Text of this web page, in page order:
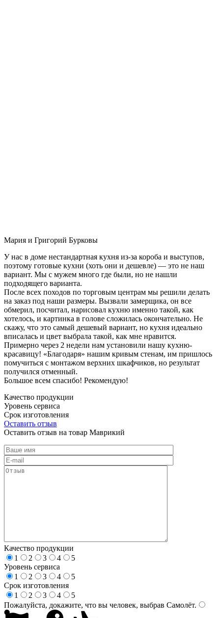
Мария и Григорий Бурковы
У нас в доме нестандартная кухня из-за короба и выступов,
поэтому готовые кухни (хоть они и дешевле) — это не наш
вариант. Мы с мужем много где были, но не нашли
подходящего варианта.
После всех походов по торговым центрам мы решили делать
на заказ под наши размеры. Вызвали замерщика, он все
обмерил, посчитал, нарисовал кухню именно такой, как
хотелось, и картинка в голове сложилась окончательно. Не
скажу, что это самый дешевый вариант, но кухня идеально
вписалась и цвет выбрала такой, как мне нравится.
Примерно через 2 недели нам установили нашу кухню-
красавицу! «Благодаря» нашим кривым стенам, им пришлось
помучиться с монтажом верхних шкафчиков, но результат
получился отменный.
Большое всем спасибо! Рекомендую!
Качество продукции
Уровень сервиса
Срок изготовления
Оставить отзыв
Оставить отзыв на товар Маврикий
Качество продукции
1
2 3 4
5
Уровень сервиса
1
2 3 4
5
Срок изготовления
1
2 3 4
5
Пожалуйста, докажите, что вы человек, выбрав Самолёт.